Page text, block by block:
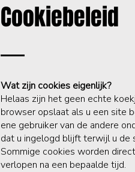
Cookiebeleid
​​Wat zijn cookies eigenlijk?
Helaas zijn het geen echte
browser opslaat als u een site
ene gebruiker van de andere
dat u ingelogd blijft terwijl u de
Sommige cookies worden
verlopen na een bepaalde tijd.